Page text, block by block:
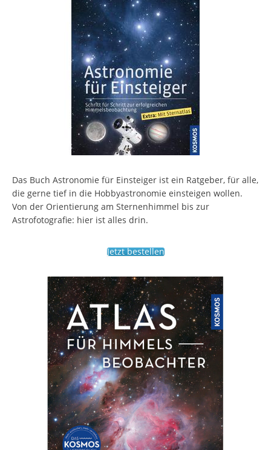
Das Buch Astronomie für Einsteiger ist ein Ratgeber, für alle,
die gerne tief in die Hobbyastronomie einsteigen wollen.
Von der Orientierung am Sternenhimmel bis zur
Astrofotografie: hier ist alles drin.
Jetzt bestellen